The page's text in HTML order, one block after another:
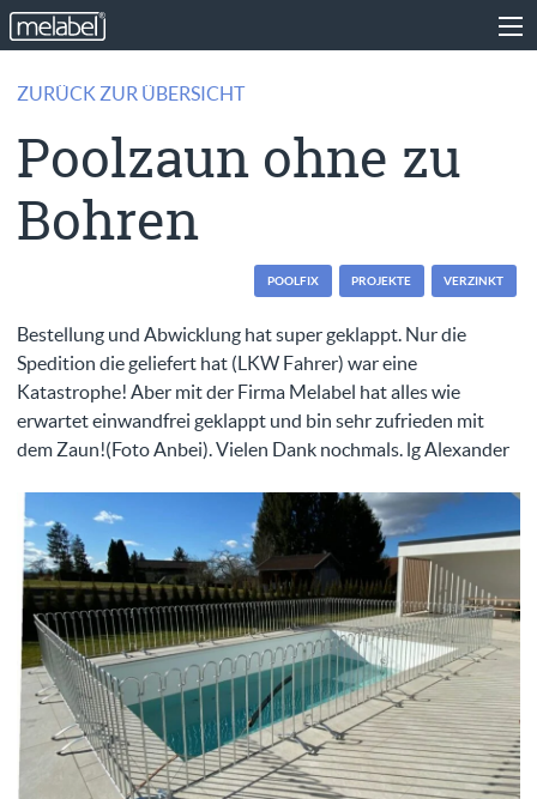
ZURÜCK ZUR ÜBERSICHT
Poolzaun ohne zu
Bohren
POOLFIX PROJEKTE VERZINKT
Bestellung und Abwicklung hat super geklappt. Nur die
Spedition die geliefert hat (LKW Fahrer) war eine
Katastrophe! Aber mit der Firma Melabel hat alles wie
erwartet einwandfrei geklappt und bin sehr zufrieden mit
dem Zaun!(Foto Anbei). Vielen Dank nochmals. lg Alexander